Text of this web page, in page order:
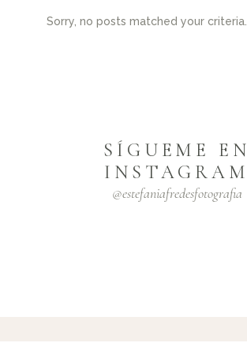
Sorry, no posts matched your criteria.
SÍGUEME EN
INSTAGRAM
@estefaniafredesfotografia